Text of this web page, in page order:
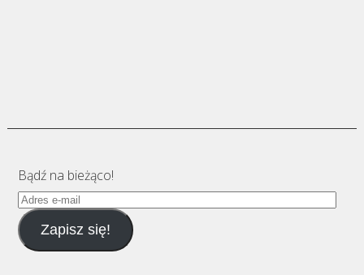
Bądź na bieżąco!
Adres
e-
mailZapisz się!